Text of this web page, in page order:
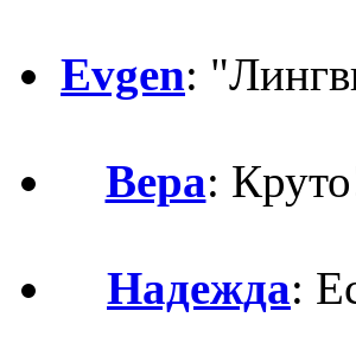
Evgen:
Вера:
Надежда: